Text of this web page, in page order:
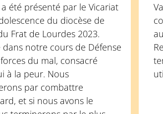
été présenté par le Vicariat
du diocèse de
Frat de Lourdes 2023.
dans notre cours de Défense
du mal, consacré
à la peur. Nous
par combattre
et si nous avons le